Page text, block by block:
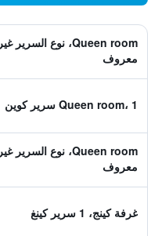
Queen room، نوع السرير غير
معروف
Queen room، 1 سرير كوين
Queen room، نوع السرير غير
معروف
غرفة كينج، 1 سرير كينغ